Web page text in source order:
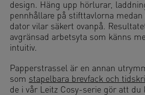
design. Häng upp hörlurar,
pennhållare på stifttavlorna medan
dator vilar säkert ovanpå.
avgränsad arbetsyta som känns
intuitiv.
Papperstrassel är en annan
som stapelbara brevfack och
de i vår Leitz Cosy-serie gör att du